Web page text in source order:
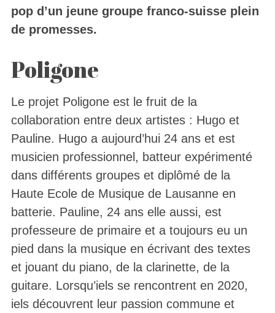
pop d’un jeune groupe franco-suisse plein
de promesses.
Poligone
Le projet Poligone est le fruit de la
collaboration entre deux artistes : Hugo et
Pauline. Hugo a aujourd’hui 24 ans et est
musicien professionnel, batteur expérimenté
dans différents groupes et diplômé de la
Haute Ecole de Musique de Lausanne en
batterie. Pauline, 24 ans elle aussi, est
professeure de primaire et a toujours eu un
pied dans la musique en écrivant des textes
et jouant du piano, de la clarinette, de la
guitare. Lorsqu’iels se rencontrent en 2020,
iels découvrent leur passion commune et